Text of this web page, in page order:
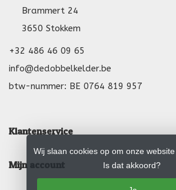
Brammert 24
3650 Stokkem
+32 486 46 09 65
info@dedobbelkelder.be
btw-nummer: BE 0764 819 957
Klantenservice
Mijn account
Wij slaan cookies op om onze website
Is dat akkoord?